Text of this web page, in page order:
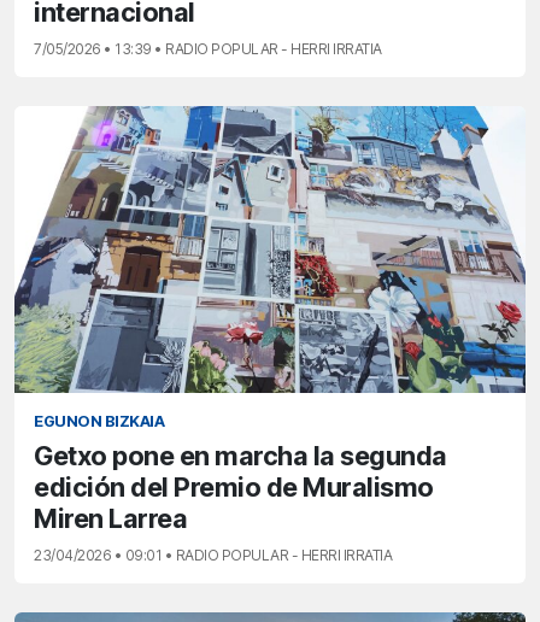
internacional
7/05/2026 • 13:39 • RADIO POPULAR - HERRI IRRATIA
EGUNON BIZKAIA
Getxo pone en marcha la segunda
edición del Premio de Muralismo
Miren Larrea
23/04/2026 • 09:01 • RADIO POPULAR - HERRI IRRATIA